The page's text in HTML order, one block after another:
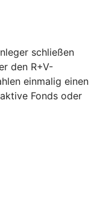
schließen
den R+V-
einmalig einen
Fonds oder